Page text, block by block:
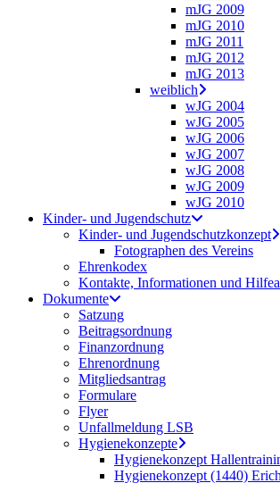
mJG 2009
mJG 2010
mJG 2011
mJG 2012
mJG 2013
weiblich
wJG 2004
wJG 2005
wJG 2006
wJG 2007
wJG 2008
wJG 2009
wJG 2010
Kinder- und Jugendschutz
Kinder- und Jugendschutzkonzept
Fotographen des Vereins
Ehrenkodex
Kontakte, Informationen und
Dokumente
Satzung
Beitragsordnung
Finanzordnung
Ehrenordnung
Mitgliedsantrag
Formulare
Flyer
Unfallmeldung LSB
Hygienekonzepte
Hygienekonzept
Hygienekonzept (1440)